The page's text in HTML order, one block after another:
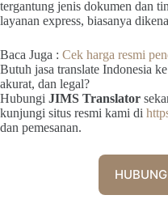
tergantung jenis dokumen dan
layanan express, biasanya
Baca Juga : Cek harga resmi
Butuh jasa translate Indonesia
akurat, dan legal?
Hubungi JIMS Translator
kunjungi situs resmi kami di
dan pemesanan.